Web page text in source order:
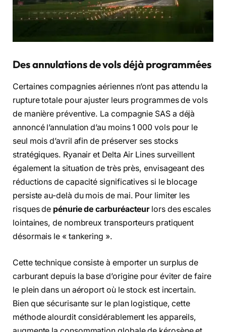
Des annulations de vols déjà programmées
Certaines compagnies aériennes n’ont pas attendu la
rupture totale pour ajuster leurs programmes de vols
de manière préventive. La compagnie SAS a déjà
annoncé l’annulation d’au moins 1 000 vols pour le
seul mois d’avril afin de préserver ses stocks
stratégiques. Ryanair et Delta Air Lines surveillent
également la situation de très près, envisageant des
réductions de capacité significatives si le blocage
persiste au-delà du mois de mai. Pour limiter les
risques de pénurie de carburéacteurlors des escales
lointaines, de nombreux transporteurs pratiquent
désormais le « tankering ».
Cette technique consiste à emporter un surplus de
carburant depuis la base d’origine pour éviter de faire
le plein dans un aéroport où le stock est incertain.
Bien que sécurisante sur le plan logistique, cette
méthode alourdit considérablement les appareils,